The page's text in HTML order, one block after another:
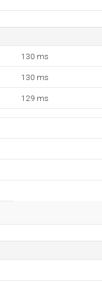
130 ms
130 ms
129 ms